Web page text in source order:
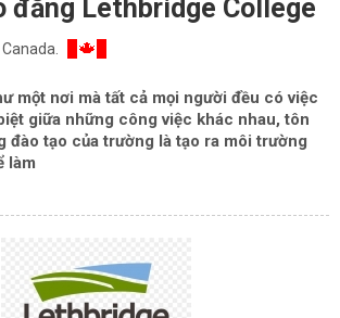
đẳng Lethbridge College
một nơi mà tất cả mọi người đều có việc
giữa những công việc khác nhau, tôn
đào tạo của trường là tạo ra môi trường
làm